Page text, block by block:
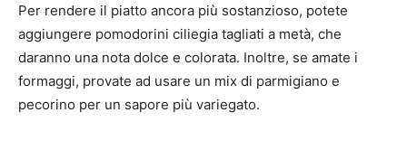
Per rendere il piatto ancora più sostanzioso, potete
aggiungere pomodorini ciliegia tagliati a metà, che
daranno una nota dolce e colorata. Inoltre, se amate i
formaggi, provate ad usare un mix di parmigiano e
pecorino per un sapore più variegato.